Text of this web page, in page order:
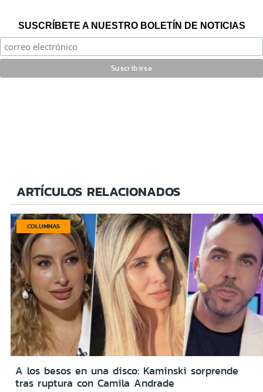
SUSCRÍBETE A NUESTRO BOLETÍN DE NOTICIAS
ARTÍCULOS RELACIONADOS
COLUMNAS
A los besos en una disco: Kaminski sorprende
tras ruptura con Camila Andrade